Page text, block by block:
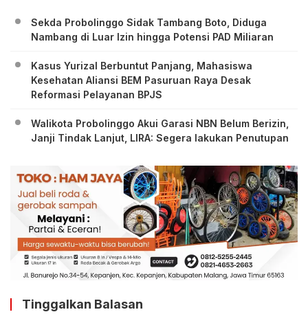
Sekda Probolinggo Sidak Tambang Boto, Diduga
Nambang di Luar Izin hingga Potensi PAD Miliaran
Kasus Yurizal Berbuntut Panjang, Mahasiswa
Kesehatan Aliansi BEM Pasuruan Raya Desak
Reformasi Pelayanan BPJS
Walikota Probolinggo Akui Garasi NBN Belum Berizin,
Janji Tindak Lanjut, LIRA: Segera lakukan Penutupan
Tinggalkan Balasan